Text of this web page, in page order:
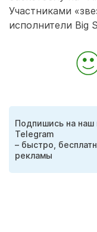
Участниками
исполнители Big
Подпишись на наш
Telegram
– быстро,
рекламы